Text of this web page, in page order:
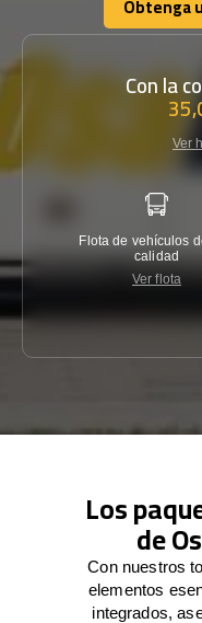
Obtenga
Obtenga
Con la
Ver
Flota de vehículos
calidad
Ver flota
Los
de
Con nuestros
elementos
integrados,